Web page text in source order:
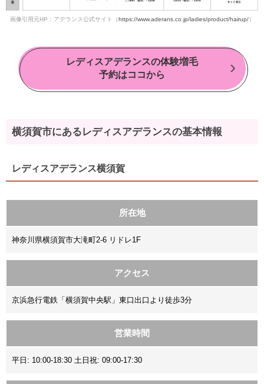
画像引用元HP：アデランス公式サイト（https://www.aderans.co.jp/ladies/product/hairup/）
レディスアデランスの体験増毛
予約はココから
横須賀市にあるレディスアデランスの基本情報
レディスアデランス横須賀
所在地
神奈川県横須賀市大滝町2-6 リドレ1F
アクセス
京浜急行電鉄「横須賀中央駅」東口出口より徒歩3分
営業時間
平日: 10:00-18:30 土日祝: 09:00-17:30